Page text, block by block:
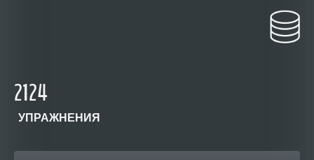
2124
УПРАЖНЕНИЯ